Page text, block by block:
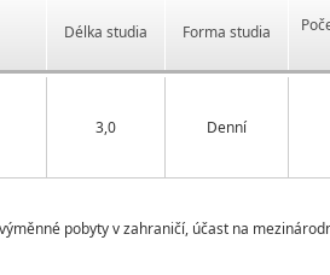
Délka studia Forma studia
3,0 Denní
pobyty v zahraničí, účast na